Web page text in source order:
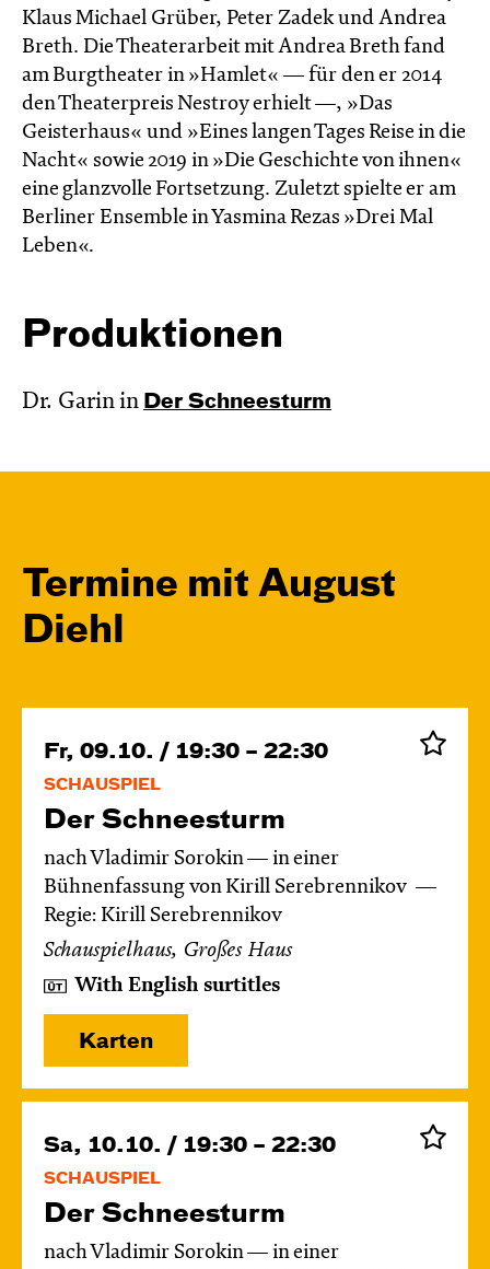
Klaus Michael Grüber, Peter Zadek und Andrea
Breth. Die Theaterarbeit mit Andrea Breth fand
am Burgtheater in »Hamlet« — für den er 2014
den Theaterpreis Nestroy erhielt —, »Das
Geisterhaus« und »Eines langen Tages Reise in die
Nacht« sowie 2019 in »Die Geschichte von ihnen«
eine glanzvolle Fortsetzung. Zuletzt spielte er am
Berliner Ensemble in Yasmina Rezas »Drei Mal
Leben«.
Produktionen
Dr. Garin in Der Schnee­sturm
Termine mit August
Diehl
Fr, 09.10. / 19:30 – 22:30
SCHAUSPIEL
Der Schnee­sturm
nach Vladimir Sorokin — in einer
Bühnenfassung von Kirill Serebrennikov
Regie: Kirill Serebrennikov
Schauspielhaus, Großes Haus
With English surtitles
Karten
Sa, 10.10. / 19:30 – 22:30
SCHAUSPIEL
Der Schnee­sturm
nach Vladimir Sorokin — in einer